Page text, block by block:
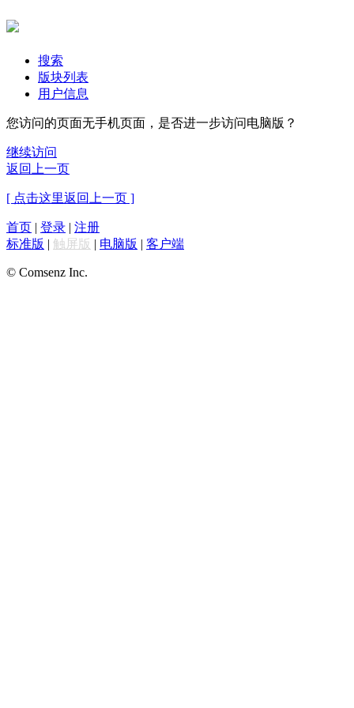
搜索
版块列表
用户信息
您访问的页面无手机页面，是否进一步访问电脑版？
继续访问
返回上一页
[ 点击这里返回上一页 ]
首页 | 登录 | 注册
标准版 | 触屏版 | 电脑版 | 客户端
© Comsenz Inc.